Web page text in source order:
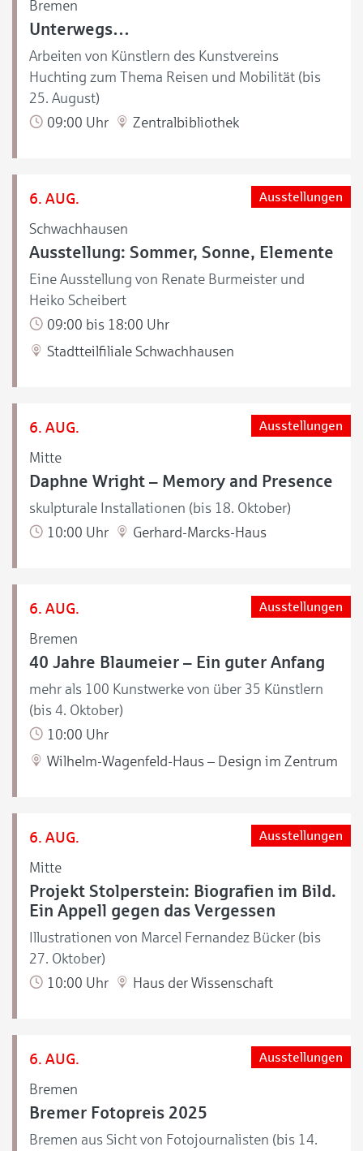
Bremen
Unterwegs…
Arbeiten von Künstlern des Kunstvereins
Huchting zum Thema Reisen und Mobilität (bis
25. August)
09:00 Uhr
Zentralbibliothek
6. AUG.
Schwachhausen
Ausstellungen
Ausstellung: Sommer, Sonne, Elemente
Eine Ausstellung von Renate Burmeister und
Heiko Scheibert
09:00 bis 18:00 Uhr
Stadtteilfiliale Schwachhausen
6. AUG.
Mitte
Ausstellungen
Daphne Wright – Memory and Presence
skulpturale Installationen (bis 18. Oktober)
10:00 Uhr
Gerhard-Marcks-Haus
6. AUG.
Bremen
Ausstellungen
40 Jahre Blaumeier – Ein guter Anfang
mehr als 100 Kunstwerke von über 35 Künstlern
(bis 4. Oktober)
10:00 Uhr
Wilhelm-Wagenfeld-Haus – Design im Zentrum
6. AUG.
Mitte
Ausstellungen
Projekt Stolperstein: Biografien im Bild.
Ein Appell gegen das Vergessen
Illustrationen von Marcel Fernandez Bücker (bis
27. Oktober)
10:00 Uhr
Haus der Wissenschaft
6. AUG.
Bremen
Ausstellungen
Bremer Fotopreis 2025
Bremen aus Sicht von Fotojournalisten (bis 14.